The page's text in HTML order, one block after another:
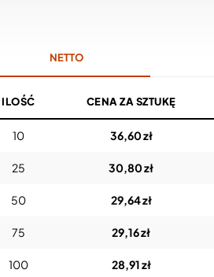
NETTO
ILOŚĆ CENA ZA SZTUKĘ
10 36,60 zł
25 30,80 zł
50 29,64 zł
75 29,16 zł
100 28,91 zł